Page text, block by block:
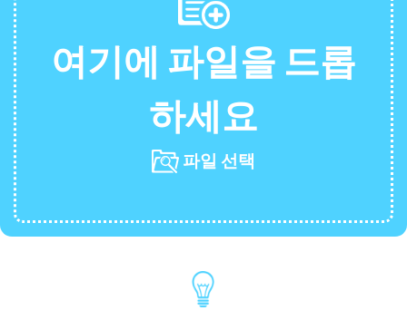
여기에 파일을 드롭
하세요
파일 선택